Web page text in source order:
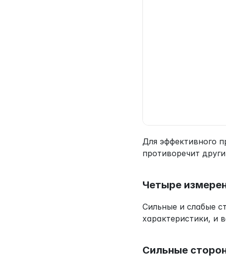
Для эффективного
противоречит
Четыре
Сильные и слабые
характеристики, и
Сильные